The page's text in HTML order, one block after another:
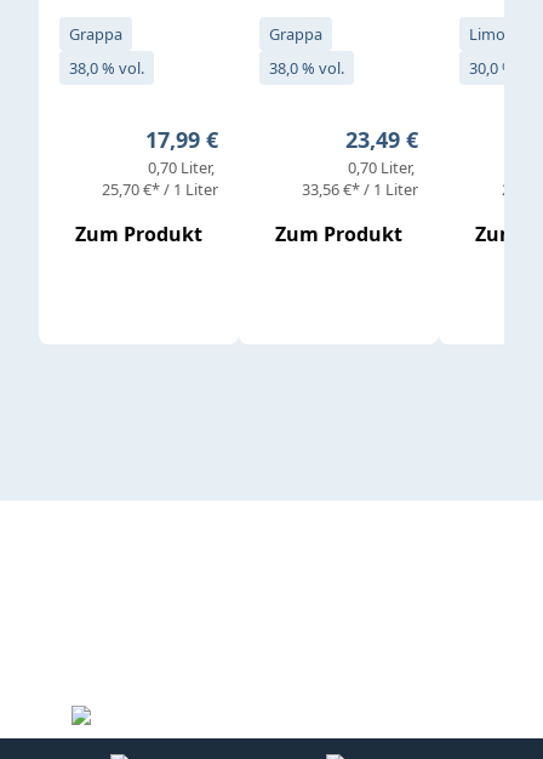
Grappa
38,0 % vol.
Regulärer Preis:
17,99 €
0,70 Liter
25,70 €* / 1 Liter
Zum Produkt
Grappa
38,0 % vol.
Regulärer Preis:
23,49 €
0,70 Liter
33,56 €* / 1 Liter
Zum Produkt
30,0 % vol.
Zum